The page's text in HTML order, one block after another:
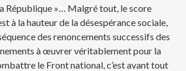
République »… Malgré tout, le score
à la hauteur de la désespérance sociale,
des renoncements successifs des
à œuvrer véritablement pour la
le Front national, c’est avant tout